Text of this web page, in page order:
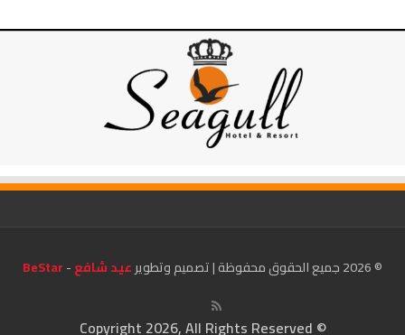
© 2026 جميع الحقوق محفوظة | تصميم وتطوير عيد شافع-
BeStar
© Copyright 2026, All Rights Reserved